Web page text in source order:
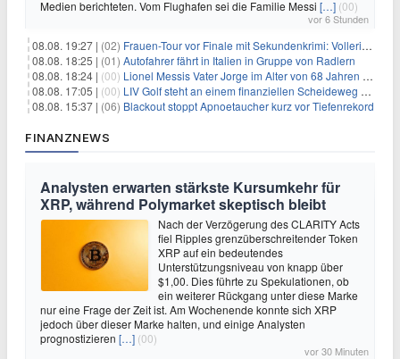
Medien berichteten. Vom Flughafen sei die Familie Messi […] (00)
vor 6 Stunden
08.08. 19:27 | (02) Frauen-Tour vor Finale mit Sekundenkrimi: Vollering in Gelb
08.08. 18:25 | (01) Autofahrer fährt in Italien in Gruppe von Radlern
08.08. 18:24 | (00) Lionel Messis Vater Jorge im Alter von 68 Jahren gestorben
08.08. 17:05 | (00) LIV Golf steht an einem finanziellen Scheideweg auf der Suche nach neuen Investitionen
08.08. 15:37 | (06) Blackout stoppt Apnoetaucher kurz vor Tiefenrekord
FINANZNEWS
Analysten erwarten stärkste Kursumkehr für
XRP, während Polymarket skeptisch bleibt
Nach der Verzögerung des CLARITY Acts
fiel Ripples grenzüberschreitender Token
XRP auf ein bedeutendes
Unterstützungsniveau von knapp über
$1,00. Dies führte zu Spekulationen, ob
ein weiterer Rückgang unter diese Marke
nur eine Frage der Zeit ist. Am Wochenende konnte sich XRP
jedoch über dieser Marke halten, und einige Analysten
prognostizieren […] (00)
vor 30 Minuten